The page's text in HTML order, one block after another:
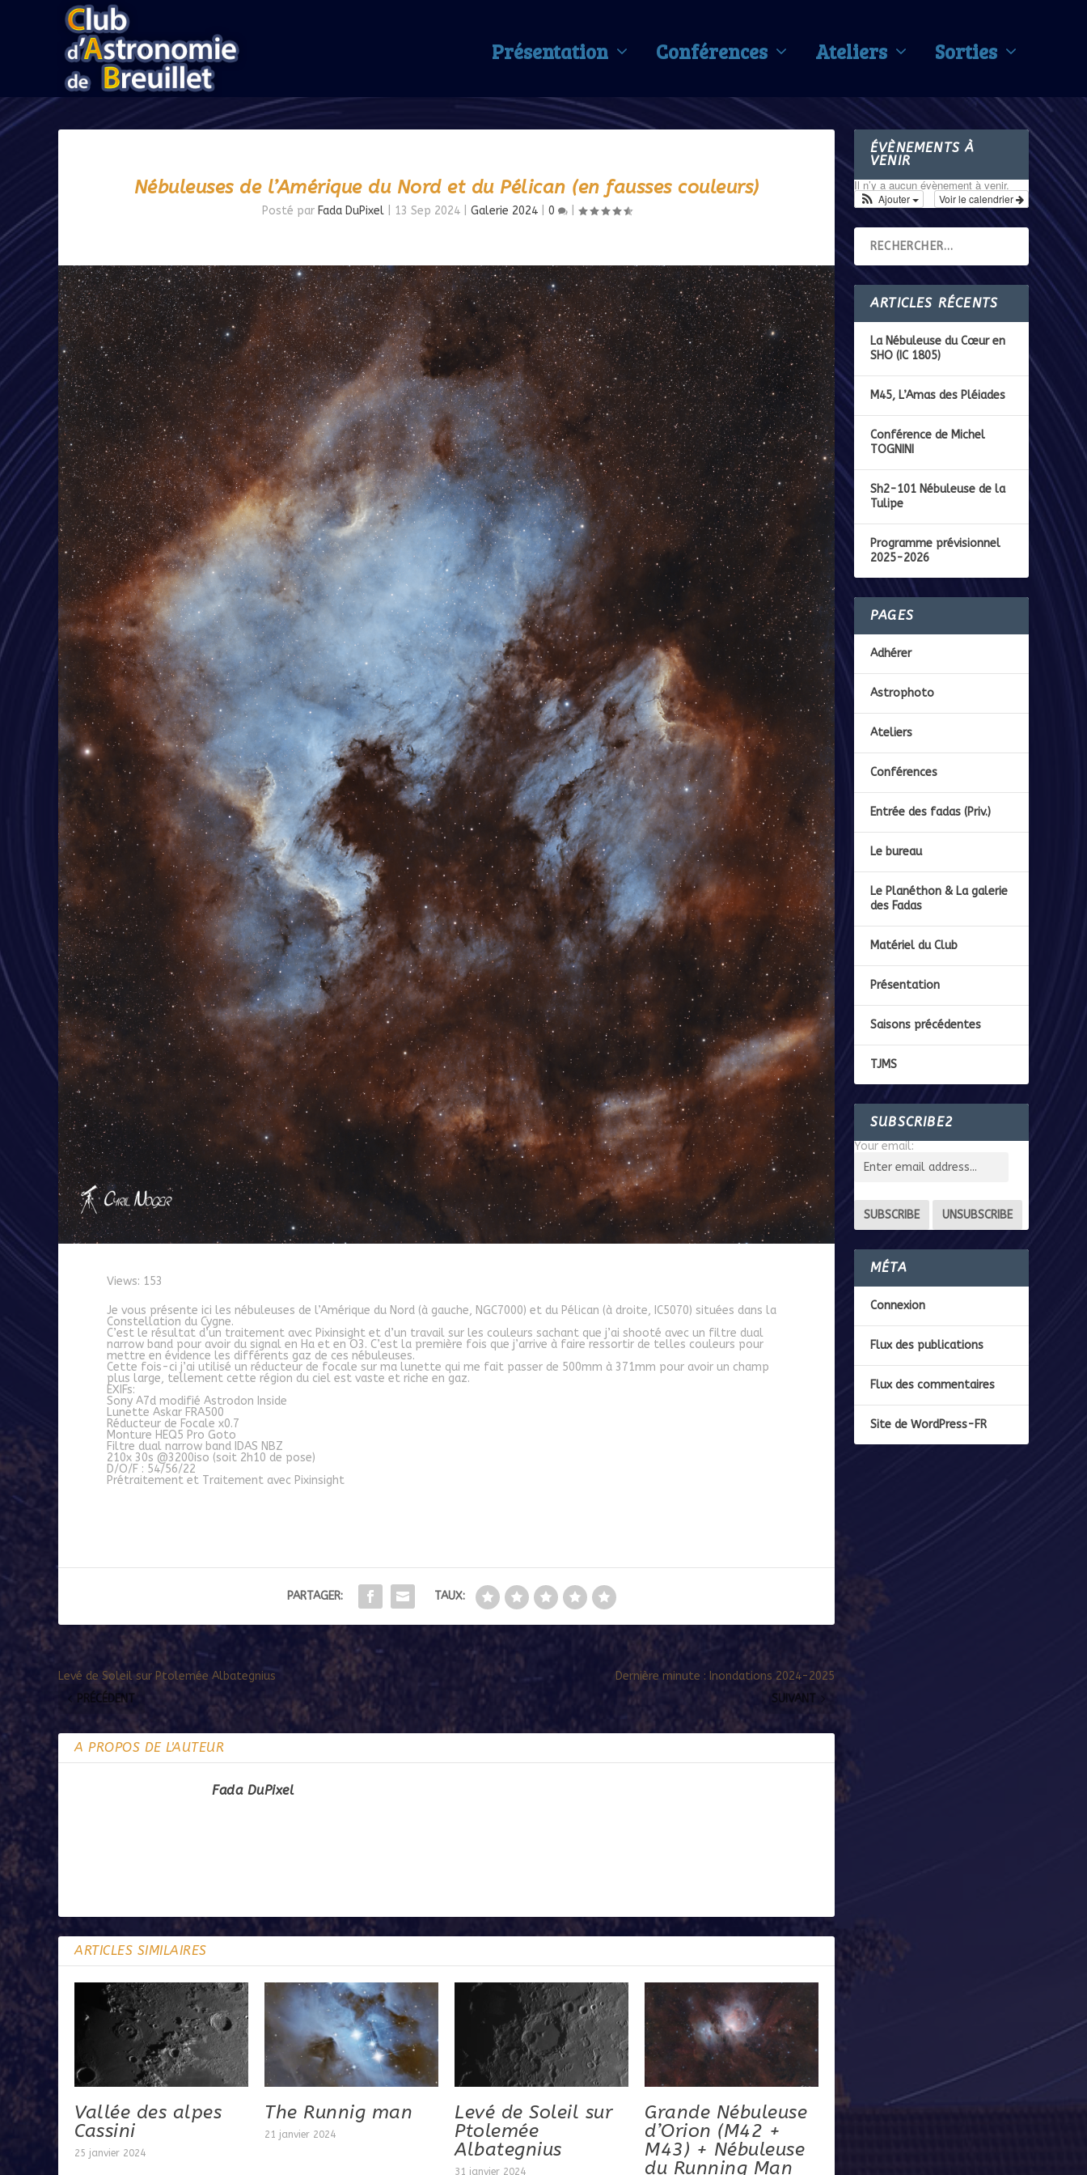
Présentation Conférences Ateliers Sorties
Nébuleuses de l’Amérique du Nord et du Pélican (en fausses couleurs)
Posté par Fada DuPixel| 13 Sep 2024| Galerie 2024| 0 |
Views: 153
Je vous présente ici les nébuleuses de l’Amérique du Nord (à gauche, NGC7000) et du Pélican (à droite, IC5070) situées dans la
Constellation du Cygne.
C’est le résultat d’un traitement avec Pixinsight et d’un travail sur les couleurs sachant que j’ai shooté avec un filtre dual
narrow band pour avoir du signal en Ha et en O3. C’est la première fois que j’arrive à faire ressortir de telles couleurs pour
mettre en évidence les différents gaz de ces nébuleuses.
Cette fois-ci j’ai utilisé un réducteur de focale sur ma lunette qui me fait passer de 500mm à 371mm pour avoir un champ
plus large, tellement cette région du ciel est vaste et riche en gaz.
EXIFs:
Sony A7d modifié Astrodon Inside
Lunette Askar FRA500
Réducteur de Focale x0.7
Monture HEQ5 Pro Goto
Filtre dual narrow band IDAS NBZ
210x 30s @3200iso (soit 2h10 de pose)
D/O/F : 54/56/22
Prétraitement et Traitement avec Pixinsight
PARTAGER: TAUX:
Levé de Soleil sur Ptolemée Albategnius
PRÉCÉDENT
Dernière minute : Inondations 2024-2025
SUIVANT
A PROPOS DE L'AUTEUR
Fada DuPixel
ARTICLES SIMILAIRES
Vallée des alpes
Cassini
25 janvier 2024
The Runnig man
21 janvier 2024
Levé de Soleil sur
Ptolemée
Albategnius
31 janvier 2024
Grande Nébuleuse
d’Orion (M42 +
M43) + Nébuleuse
du Running Man
ÉVÈNEMENTS À
VENIR
Il n’y a aucun évènement à venir.
Voir le calendrier
Ajouter
ARTICLES RÉCENTS
La Nébuleuse du Cœur en
SHO (IC 1805)
M45, L’Amas des Pléiades
Conférence de Michel
TOGNINI
Sh2-101 Nébuleuse de la
Tulipe
Programme prévisionnel
2025-2026
PAGES
Adhérer
Astrophoto
Ateliers
Conférences
Entrée des fadas (Priv.)
Le bureau
Le Planéthon & La galerie
des Fadas
Matériel du Club
Présentation
Saisons précédentes
TJMS
SUBSCRIBE2
Your email:
MÉTA
Connexion
Flux des publications
Flux des commentaires
Site de WordPress-FR